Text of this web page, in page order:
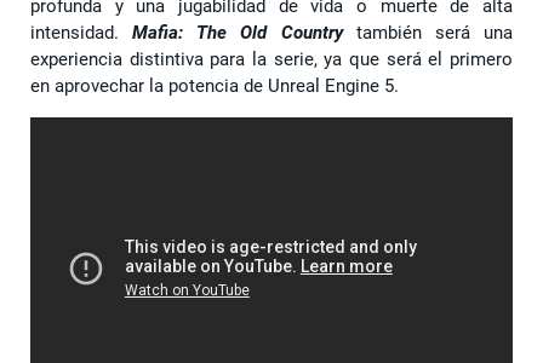
profunda y una jugabilidad de vida o muerte de alta
intensidad.Mafia: The Old Countrytambién será una
experiencia distintiva para la serie, ya que será el primero
en aprovechar la potencia de Unreal Engine 5.